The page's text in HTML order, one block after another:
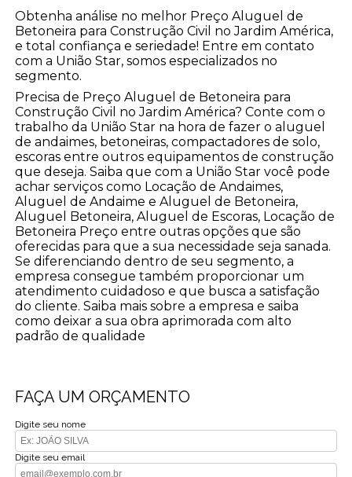
Obtenha análise no melhor Preço Aluguel de
Betoneira para Construção Civil no Jardim América,
e total confiança e seriedade! Entre em contato
com a União Star, somos especializados no
segmento.
Precisa de Preço Aluguel de Betoneira para
Construção Civil no Jardim América? Conte com o
trabalho da União Star na hora de fazer o aluguel
de andaimes, betoneiras, compactadores de solo,
escoras entre outros equipamentos de construção
que deseja. Saiba que com a União Star você pode
achar serviços como Locação de Andaimes,
Aluguel de Andaime e Aluguel de Betoneira,
Aluguel Betoneira, Aluguel de Escoras, Locação de
Betoneira Preço entre outras opções que são
oferecidas para que a sua necessidade seja sanada.
Se diferenciando dentro de seu segmento, a
empresa consegue também proporcionar um
atendimento cuidadoso e que busca a satisfação
do cliente. Saiba mais sobre a empresa e saiba
como deixar a sua obra aprimorada com alto
padrão de qualidade
FAÇA UM ORÇAMENTO
Digite seu nome
Digite seu email